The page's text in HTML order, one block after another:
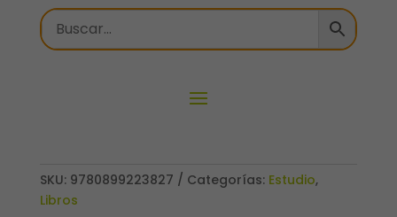
SKU: 9780899223827 Categorías: Estudio,
Libros